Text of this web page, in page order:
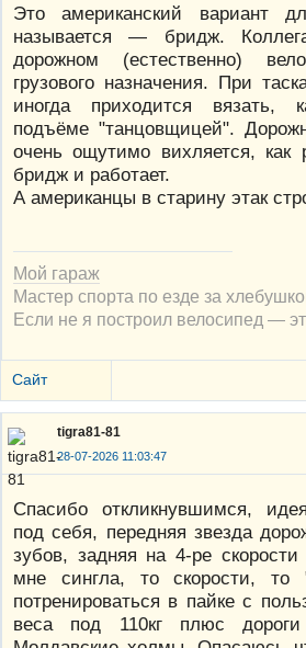
Это американский вариант
называется — бридж.
дорожном (естественно)
грузового назначения. При
иногда приходится вязать,
подъёме "танцовщицей".
очень ощутимо вихляется, как
бридж и работает.
А американцы в старину этак
Мой гараж
Мастер спорта по езде за
Если не я построил велосипед —
Сайт
tigra81-81
28-07-2026 11:03:47
Спасибо откликнувшимся,
под себя, передняя звезда
зубов, задняя на 4-ре скорости
мне сингла, то скорости,
потренироваться в пайке с
веса под 110кг плюс